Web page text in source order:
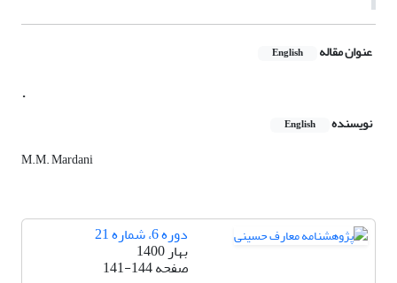
عنوان مقاله English
.
نویسنده English
M.M. Mardani
دوره 6، شماره 21
بهار 1400
صفحه141-144